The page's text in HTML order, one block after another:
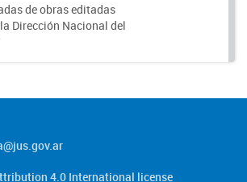
de obras editadas
Dirección Nacional del
4.0 International license